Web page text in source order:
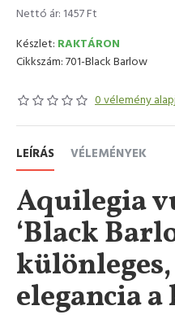
Készlet: RAKTÁRON
Cikkszám: 701-Black Barlow
0 vélemény
Nettó ár: 1457 Ft
LEÍRÁS VÉLEMÉNYEK
Aquilegia
‘Black
elegancia